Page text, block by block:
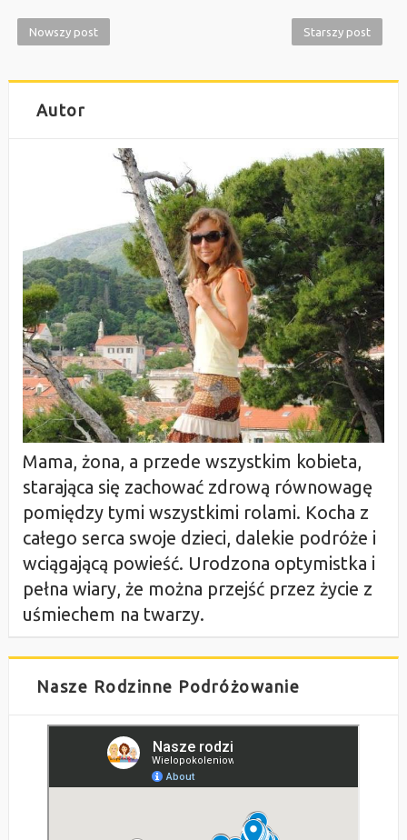
Nowszy post Starszy post
Autor
Mama, żona, a przede wszystkim kobieta,
starająca się zachować zdrową równowagę
pomiędzy tymi wszystkimi rolami. Kocha z
całego serca swoje dzieci, dalekie podróże i
wciągającą powieść. Urodzona optymistka i
pełna wiary, że można przejść przez życie z
uśmiechem na twarzy.
Nasze Rodzinne Podróżowanie